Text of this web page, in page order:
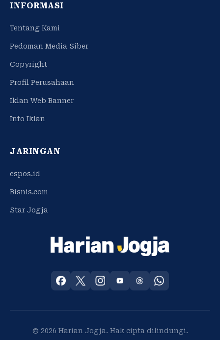
INFORMASI
Tentang Kami
Pedoman Media Siber
Copyright
Profil Perusahaan
Iklan Web Banner
Info Iklan
JARINGAN
espos.id
Bisnis.com
Star Jogja
© 2026 Harian Jogja. Hak cipta dilindungi.